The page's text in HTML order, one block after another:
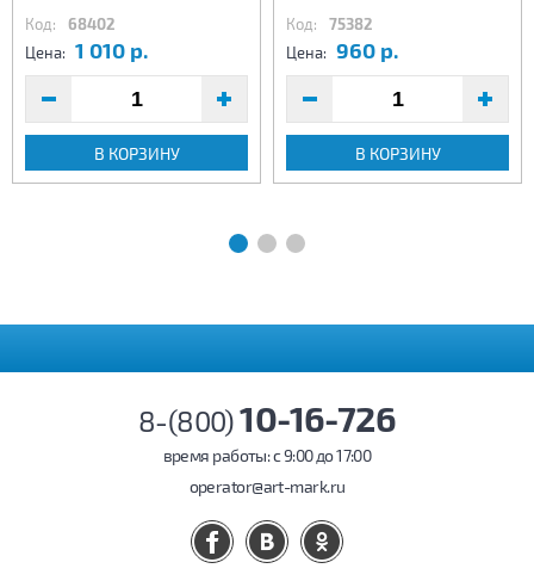
Код: 68402
Цена: 1 010 р.
В КОРЗИНУ
Код: 75382
Цена: 960 р.
В КОРЗИНУ
8-(800)10-16-726
время работы: c 9:00 до 17:00
operator@art-mark.ru